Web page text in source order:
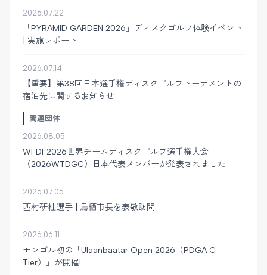
2026.07.22
「PYRAMID GARDEN 2026」ディスクゴルフ体験イベント
| 実施レポート
2026.07.14
【重要】第38回日本選手権ディスクゴルフトーナメントの
宿泊先に関するお知らせ
関連団体
2026.08.05
WFDF2026世界チームディスクゴルフ選手権大会
（2026WTDGC）日本代表メンバーが発表されました
2026.07.06
西村研杜選手 | 鳥栖市長を表敬訪問
2026.06.11
モンゴル初の「Ulaanbaatar Open 2026（PDGA C-
Tier）」が開催!